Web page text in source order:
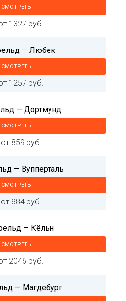
СМОТРЕТЬ
1327 руб.
— Любек
СМОТРЕТЬ
1257 руб.
— Дортмунд
СМОТРЕТЬ
от 859 руб.
— Вупперталь
СМОТРЕТЬ
от 884 руб.
— Кёльн
СМОТРЕТЬ
2046 руб.
— Магдебург